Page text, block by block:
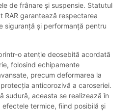
de frânare și suspensie. Statutul
RAR garantează respectarea
siguranță și performanță pentru
o atenție deosebită acordată
folosind echipamente
precum deformarea la
anticorozivă a caroseriei.
sudură, aceasta se realizează în
termice, fiind posibilă și